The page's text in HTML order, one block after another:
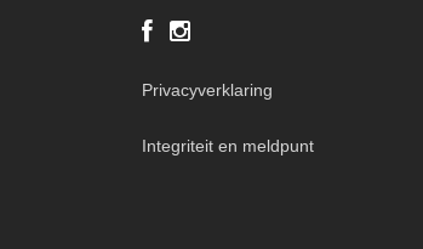
Privacyverklaring
Integriteit en meldpunt